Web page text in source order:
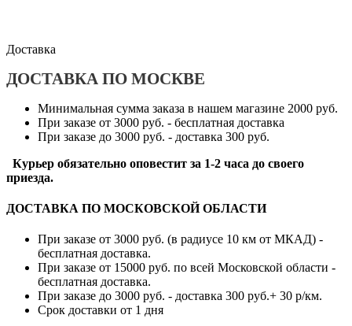
Доставка
ДОСТАВКА ПО МОСКВЕ
Минимальная сумма заказа в нашем магазине 2000 руб.
При заказе от 3000 руб. - бесплатная доставка
При заказе до 3000 руб. - доставка 300 руб.
Курьер обязательно оповестит за 1-2 часа до своего
приезда.
ДОСТАВКА ПО МОСКОВСКОЙ ОБЛАСТИ
При заказе от 3000 руб. (в радиусе 10 км от МКАД) -
бесплатная доставка.
При заказе от 15000 руб. по всей Московской области -
бесплатная доставка.
При заказе до 3000 руб. - доставка 300 руб.+ 30 р/км.
Срок доставки от 1 дня